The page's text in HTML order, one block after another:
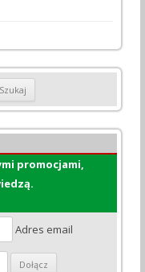
promocjami,
Adres email